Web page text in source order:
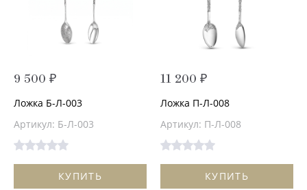
9 500 ₽
Ложка Б-Л-003
Артикул: Б-Л-003
КУПИТЬ
11 200 ₽
Ложка П-Л-008
Артикул: П-Л-008
КУПИТЬ